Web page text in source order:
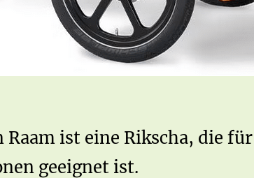
Raam ist eine Rikscha, die
geeignet ist.